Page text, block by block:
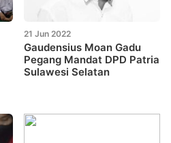
21 Jun 2022
Gaudensius Moan Gadu
Pegang Mandat DPD Patria
Sulawesi Selatan